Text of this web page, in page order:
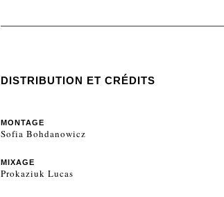
DISTRIBUTION ET CRÉDITS
MONTAGE
Sofia Bohdanowicz
MIXAGE
Prokaziuk Lucas